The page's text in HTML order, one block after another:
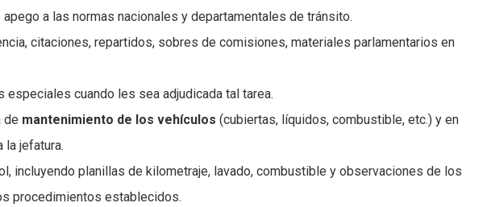
a las normas nacionales y departamentales de tránsito.
citaciones, repartidos, sobres de comisiones, materiales parlamentarios en
especiales cuando les sea adjudicada tal tarea.
de mantenimiento de los vehículos (cubiertas, líquidos, combustible, etc.) y en
jefatura.
incluyendo planillas de kilometraje, lavado, combustible y observaciones de los
procedimientos establecidos.